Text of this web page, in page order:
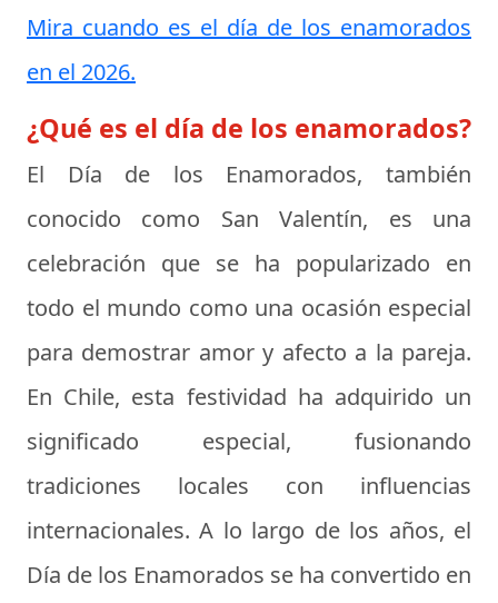
Mira cuando es el día de los enamorados
en el 2026.
¿Qué es el día de los enamorados?
El Día de los Enamorados, también
conocido como San Valentín, es una
celebración que se ha popularizado en
todo el mundo como una ocasión especial
para demostrar amor y afecto a la pareja.
En Chile, esta festividad ha adquirido un
significado especial, fusionando
tradiciones locales con influencias
internacionales. A lo largo de los años, el
Día de los Enamorados se ha convertido en